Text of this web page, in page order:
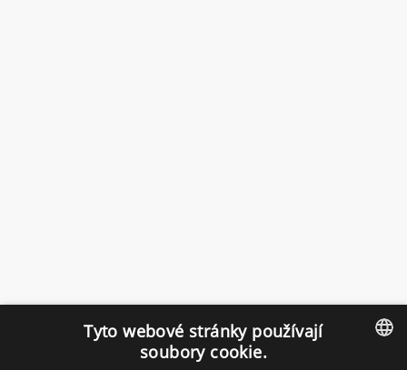
Tyto webové stránky používají
soubory cookie.